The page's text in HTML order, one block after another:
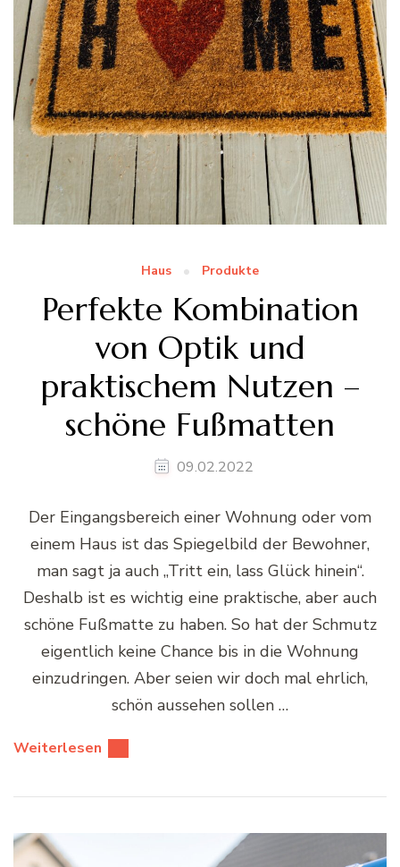
Haus Produkte
Perfekte Kombination
von Optik und
praktischem Nutzen –
schöne Fußmatten
09.02.2022
Der Eingangsbereich einer Wohnung oder vom
einem Haus ist das Spiegelbild der Bewohner,
man sagt ja auch „Tritt ein, lass Glück hinein“.
Deshalb ist es wichtig eine praktische, aber auch
schöne Fußmatte zu haben. So hat der Schmutz
eigentlich keine Chance bis in die Wohnung
einzudringen. Aber seien wir doch mal ehrlich,
schön aussehen sollen …
Weiterlesen